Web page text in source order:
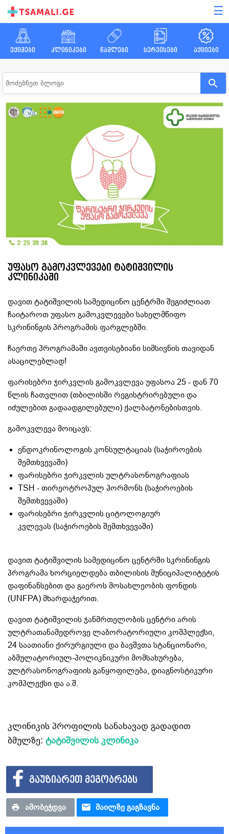
☰
ექიმები კლინიკები წამლები სერვისები აქციები
უფასო გამოკვლევები ტატიშვილის
კლინიკაში
დავით ტატიშვილის სამედიცინო ცენტრში შეგიძლიათ
ჩაიტაროთ უფასო გამოკვლევები სახელმწიფო
სკრინინგის პროგრამის ფარგლებში.
ჩაერთე პროგრამაში ავთვისებიანი სიმსივნის თავიდან
ასაცილებლად!
ფარისებრი ჯირკვლის გამოკვლევა უფასოა 25 - დან 70
წლის ჩათვლით (თბილისში რეგისტრირებული და
იძულებით გადაადგილებული) ქალბატონებისთვის.
გამოკვლევა მოიცავს:
ენდოკრინოლოგის კონსულტაციას (საჭიროების
შემთხვევაში)
ფარისებრი ჯირკვლის ულტრასონოგრაფიას
TSH - თირეოტროპულ ჰორმონს (საჭიროების
შემთხვევაში)
ფარისებრი ჯირკვლის ციტოლოგიურ
კვლევას (საჭიროების შემთხვევაში)
დავით ტატიშვილის სამედიცინო ცენტრში სკრინინგის
პროგრამა ხორციელდება თბილისის მუნიციპალიტეტის
დაფინანსებით და გაეროს მოსახლეობის ფონდის
(UNFPA) მხარდაჭერით.
დავით ტატიშვილის ჯანმრთელობის ცენტრი არის
ულტრათანამედროვე ლაბორატორიული კომპლექსი,
24 საათიანი ქირურგიული და ბავშვთა სტანციონარი,
აბმულატორიულ-პოლიკნიკური მომსახურება,
ულტრასონოგრაფიის განყოფილება, დიაგნოსტიკური
კომპლექსი და ა.შ.
კლინიკის პროფილის სანახავად გადადით
ბმულზე: ტატიშვილის კლინიკა
ᲒᲐᲣᲖᲘᲐᲠᲔᲗ ᲛᲔᲒᲝᲑᲠᲔᲑᲡ
ᲐᲛᲝᲑᲔᲭᲓᲕᲐ ᲛᲐᲘᲚᲖᲔ ᲒᲐᲒᲖᲐᲕᲜᲐ